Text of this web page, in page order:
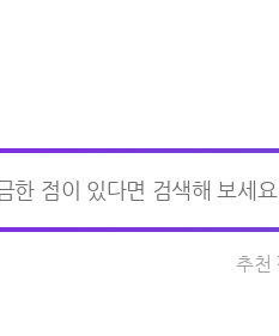
추천